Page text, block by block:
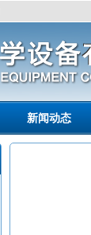
新闻动态